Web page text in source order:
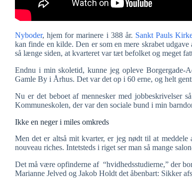
Nyboder, hjem for marinere i 388 år. Sankt Pauls
kan finde en kilde. Den er som en mere skrabet udgave
så længe siden, at kvarteret var tæt befolket og meget
Endnu i min skoletid, kunne jeg opleve Borgergade-
Gamle By i Århus. Det var det op i 60 erne, og helt
Nu er det beboet af mennesker med jobbeskrivelser
Kommuneskolen, der var den sociale bund i min
Ikke en neger i miles omkreds
Men det er altså mit kvarter, er jeg nødt til at
nouveau riches. Intetsteds i riget ser man så mange
Det må være opfinderne af “hvidhedsstudierne,” der
Marianne Jelved og Jakob Holdt det åbenbart: Sikker